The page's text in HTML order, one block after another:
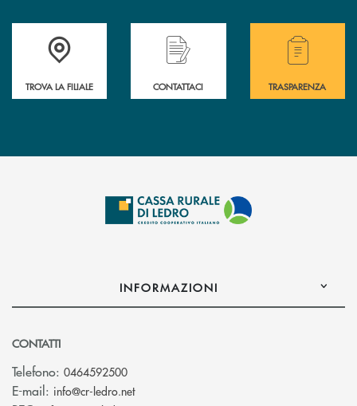
Accedi all' elenco completo delle filiali .
TROVA LA FILIALE
Hai bisogno di assistenza immediata?
CONTATTACI
Hai bisogno di
TRASPARENZA
INFORMAZIONI
CONTATTI
Telefono: 0464592500
E-mail: info@cr-ledro.net(si apre l’app di posta elettronica)